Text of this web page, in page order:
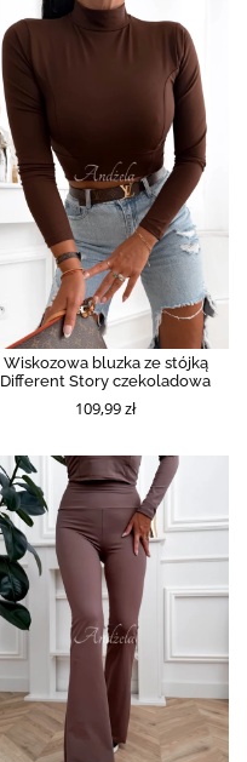
Wiskozowa bluzka ze stójką
Different Story czekoladowa
109,99 zł